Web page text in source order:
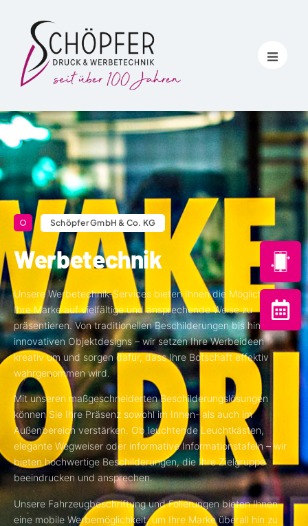
Schöpfer GmbH & Co. KG
Werbetechnik
Unsere Werbetechnik-Services bieten Ihnen die Möglichkeit,
Ihre Marke auf vielfältige und ansprechende Weise zu
präsentieren. Von traditionellen Beschilderungen bis hin zu
innovativen Objektdesigns – wir setzen Ihre Werbeideen
kreativ um und sorgen dafür, dass Ihre Botschaft effektiv
wahrgenommen wird.
Mit unseren maßgeschneiderten Beschilderungslösungen
können Sie Ihre Präsenz sowohl im Innen- als auch im
Außenbereich verstärken. Ob leuchtende Leuchtkästen,
elegante Wegweiser oder informative Informationstafeln – wir
bieten hochwertige Beschilderungen, die Ihre Zielgruppe
beeindrucken und ansprechen.
Unsere Fahrzeugbeschriftung und Folierungen bieten Ihnen
eine mobile Werbemöglichkeit, um Ihre Marke überall hin zu